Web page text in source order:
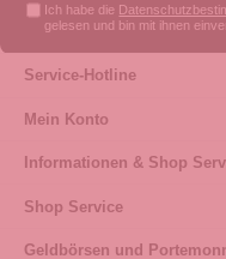
Ich habe die
gelesen und bin mit ihnen
Service-Hotline
Mein Konto
Informationen & Shop
Shop Service
Geldbörsen und